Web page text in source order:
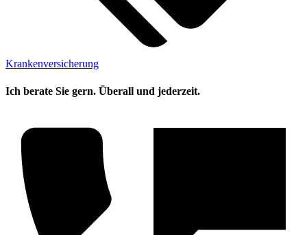
Krankenversicherung
Ich berate Sie gern. Überall und jederzeit.